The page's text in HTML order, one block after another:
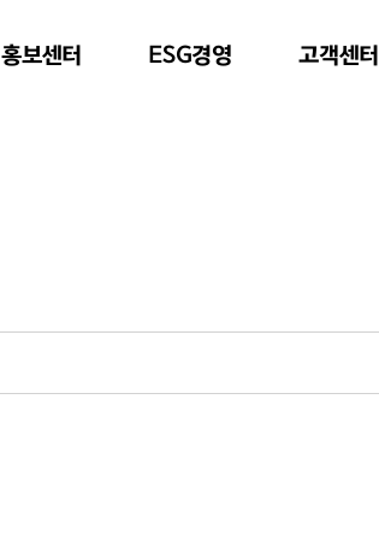
홍보센터 ESG경영 고객센터